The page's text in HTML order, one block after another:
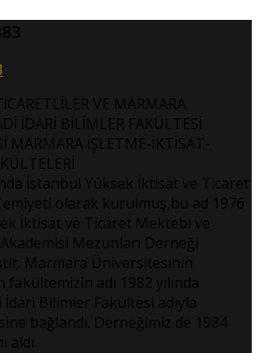
VE MARMARA
İDARİ BİLİMLER FAKÜLTESİ
MARMARA İŞLETME-İKTİSAT-
İstanbul Yüksek İktisat ve Ticaret
olarak kurulmuş,bu ad 1976
İktisat ve Ticaret Mektebi ve
Mezunları Derneği
Marmara Üniversitesinin
adı 1982 yılında
Bilimler Fakültesi adıyla
bağlandı. Derneğimiz de 1984
aldı.